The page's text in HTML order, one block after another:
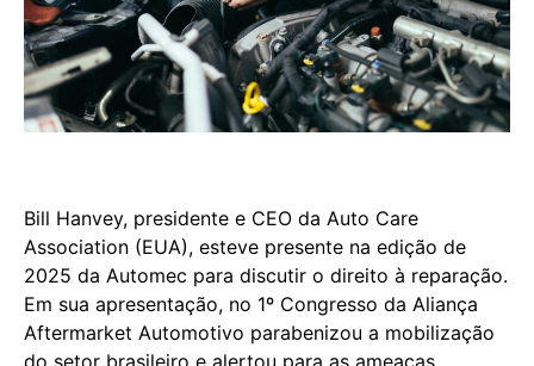
Bill Hanvey, presidente e CEO da Auto Care
Association (EUA), esteve presente na edição de
2025 da Automec para discutir o direito à reparação.
Em sua apresentação, no 1º Congresso da Aliança
Aftermarket Automotivo parabenizou a mobilização
do setor brasileiro e alertou para as ameaças